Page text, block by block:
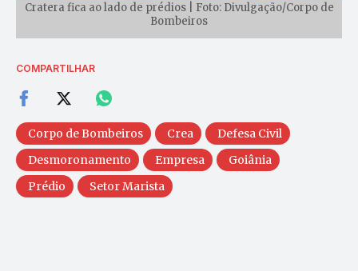
Cratera fica ao lado de prédios | Foto: Divulgação/Corpo de
Bombeiros
COMPARTILHAR
Corpo de Bombeiros Crea
Defesa Civil
Desmoronamento
Empresa
Goiânia
Prédio
Setor Marista